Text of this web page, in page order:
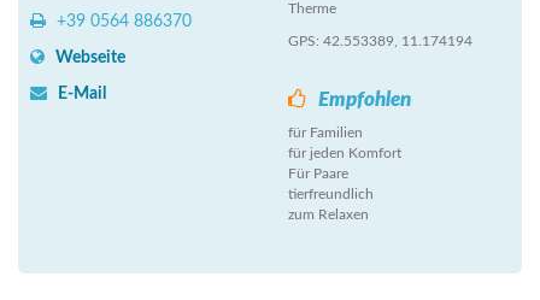
+39 0564 886370
Webseite
E-Mail
Therme
GPS: 42.553389, 11.174194
Empfohlen
für Familien
für jeden Komfort
Für Paare
tierfreundlich
zum Relaxen